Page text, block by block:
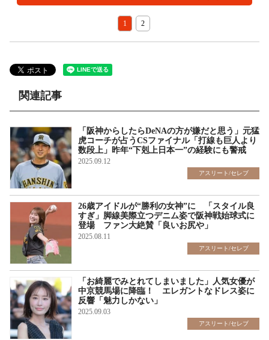
1 2
関連記事
「阪神からしたらDeNAの方が嫌だと思う」元猛
虎コーチが占うCSファイナル「打線も巨人より
数段上」昨年“下剋上日本一”の経験にも警戒
2025.09.12
アスリート/セレブ
26歳アイドルが“勝利の女神”に 「スタイル良
すぎ」脚線美際立つデニム姿で阪神戦始球式に
登場 ファン大絶賛「良いお尻や」
2025.08.11
アスリート/セレブ
「お綺麗でみとれてしまいました」人気女優が
中京競馬場に降臨！ エレガントなドレス姿に
反響「魅力しかない」
2025.09.03
アスリート/セレブ